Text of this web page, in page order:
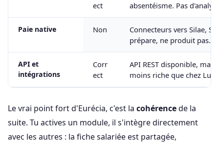
ect
absentéisme. Pas
Paie native Non
Connecteurs vers Silae,
prépare, ne produit pas.
API et
intégrations
Corr
ect
API REST disponible,
moins riche que chez
Le vrai point fort d'Eurécia, c'est la cohérencede la
suite. Tu actives un module, il s'intègre directement
avec les autres : la fiche salariée est partagée,